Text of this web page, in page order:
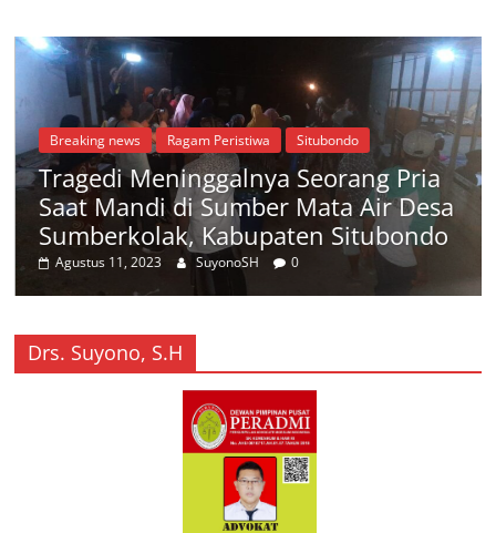
Breaking news Ragam Peristiwa Situbondo
Tragedi Meninggalnya Seorang Pria
Saat Mandi di Sumber Mata Air Desa
Sumberkolak, Kabupaten Situbondo
Agustus 11, 2023 SuyonoSH 0
Drs. Suyono, S.H